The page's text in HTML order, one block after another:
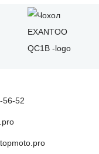
56-52